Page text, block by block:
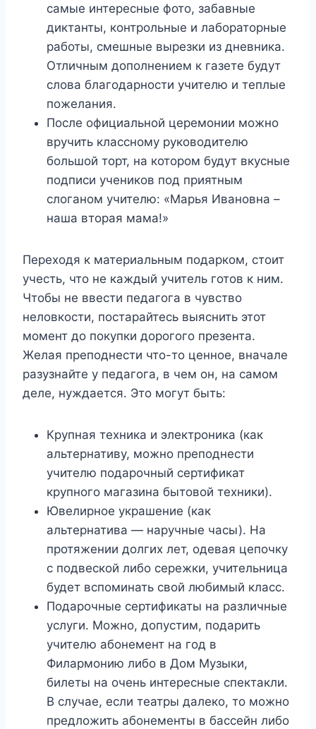
самые интересные фото, забавные
диктанты, контрольные и лабораторные
работы, смешные вырезки из дневника.
Отличным дополнением к газете будут
слова благодарности учителю и теплые
пожелания.
После официальной церемонии можно
вручить классному руководителю
большой торт, на котором будут вкусные
подписи учеников под приятным
слоганом учителю: «Марья Ивановна –
наша вторая мама!»
Переходя к материальным подарком, стоит
учесть, что не каждый учитель готов к ним.
Чтобы не ввести педагога в чувство
неловкости, постарайтесь выяснить этот
момент до покупки дорогого презента.
Желая преподнести что-то ценное, вначале
разузнайте у педагога, в чем он, на самом
деле, нуждается. Это могут быть:
Крупная техника и электроника (как
альтернативу, можно преподнести
учителю подарочный сертификат
крупного магазина бытовой техники).
Ювелирное украшение (как
альтернатива — наручные часы). На
протяжении долгих лет, одевая цепочку
с подвеской либо сережки, учительница
будет вспоминать свой любимый класс.
Подарочные сертификаты на различные
услуги. Можно, допустим, подарить
учителю абонемент на год в
Филармонию либо в Дом Музыки,
билеты на очень интересные спектакли.
В случае, если театры далеко, то можно
предложить абонементы в бассейн либо